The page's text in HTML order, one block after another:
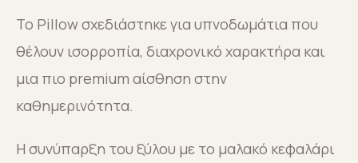
Το Pillow σχεδιάστηκε για υπνοδωμάτια που
θέλουν ισορροπία, διαχρονικό χαρακτήρα και
μια πιο premium αίσθηση στην
καθημερινότητα.
Η συνύπαρξη του ξύλου με το μαλακό κεφαλάρι